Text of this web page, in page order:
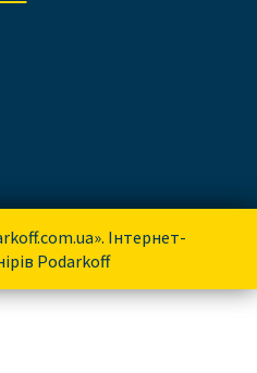
Інтернет-
Podarkoff